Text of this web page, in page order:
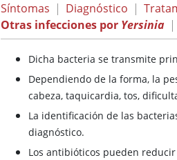
Síntomas | Diagnóstico |
Otras infecciones por Yersinia |
Dicha bacteria se transmite
Dependiendo de la forma, la
cabeza, taquicardia, tos,
La identificación de las
diagnóstico.
Los antibióticos pueden